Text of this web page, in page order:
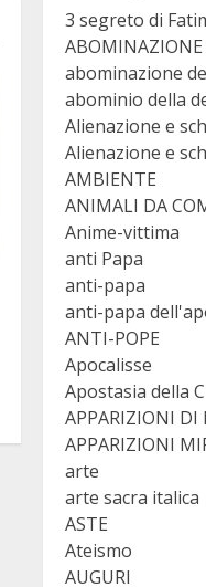
3 segreto di
ABOMINAZIONE
abominazione
abominio della
Alienazione e
Alienazione e
AMBIENTE
ANIMALI DA
Anime-vittima
anti Papa
anti-papa
anti-papa
ANTI-POPE
Apocalisse
Apostasia della
APPARIZIONI DI
APPARIZIONI
arte
arte sacra italica
ASTE
Ateismo
AUGURI